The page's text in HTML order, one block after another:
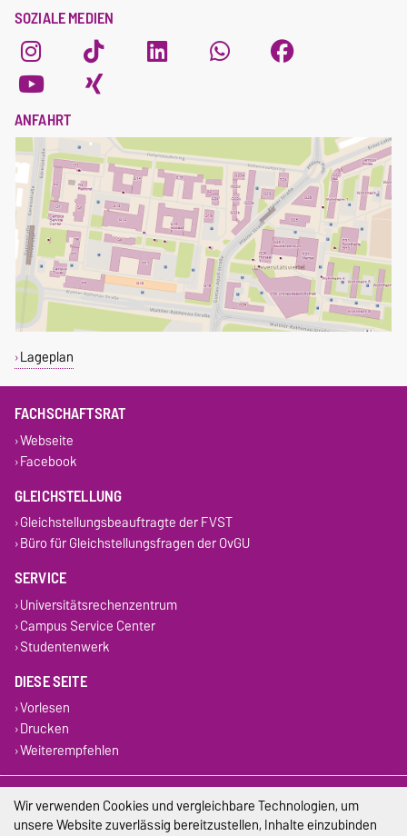
SOZIALE MEDIEN
ANFAHRT
Lageplan
FACHSCHAFTSRAT
Webseite
Facebook
GLEICHSTELLUNG
Gleichstellungsbeauftragte der FVST
Büro für Gleichstellungsfragen der OvGU
SERVICE
Universitätsrechenzentrum
Campus Service Center
Studentenwerk
DIESE SEITE
Vorlesen
Drucken
Weiterempfehlen
Impressum
Datenschutz
Wir verwenden Cookies und vergleichbare Technologien, um
unsere Website zuverlässig bereitzustellen, Inhalte einzubinden